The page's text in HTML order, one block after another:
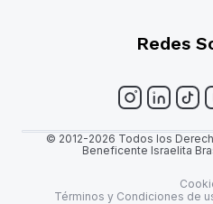
Redes
© 2012-2026 Todos los
Beneficente Israelita
Términos y Condiciones de